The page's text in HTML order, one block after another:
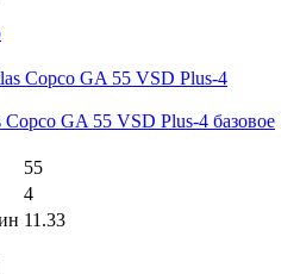
GA 55 VSD Plus-4 базовое
55
4
11.33